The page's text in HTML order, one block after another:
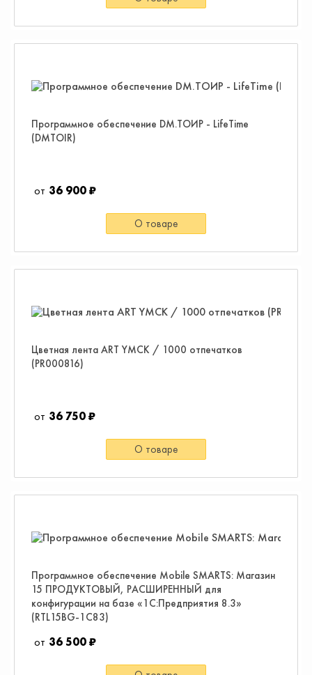
Программное обеспечение DM.ТОИР - LifeTime
(DMTOIR)
36 900 ₽
О товаре
Цветная лента ART YMCK / 1000 отпечатков
(PR000816)
36 750 ₽
О товаре
Программное обеспечение Mobile SMARTS: Магазин
15 ПРОДУКТОВЫЙ, РАСШИРЕННЫЙ для
конфигурации на базе «1С:Предприятия 8.3»
(RTL15BG-1C83)
36 500 ₽